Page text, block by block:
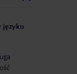
języku